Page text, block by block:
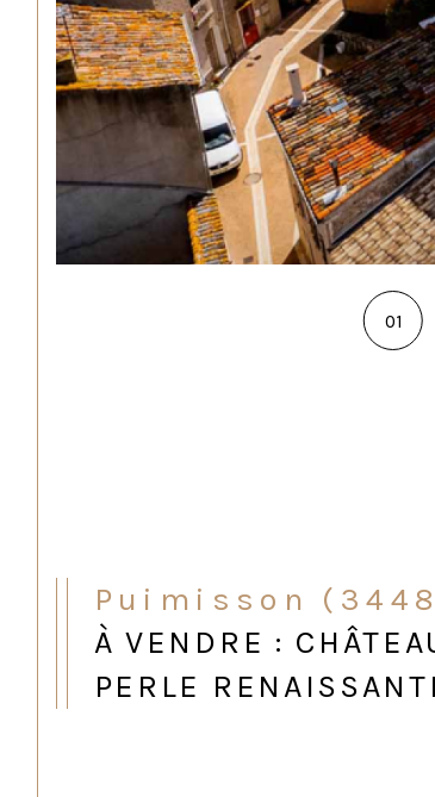
01
Puimisson
À VENDRE :
PERLE